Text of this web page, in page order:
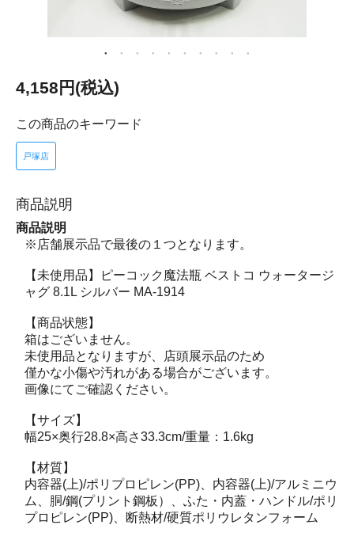
4,158円(税込)
この商品のキーワード
戸塚店
商品説明
商品説明
※店舗展示品で最後の１つとなります。
【未使用品】ピーコック魔法瓶 ベストコ ウォータージ
ャグ 8.1L シルバー MA-1914
【商品状態】
箱はございません。
未使用品となりますが、店頭展示品のため
僅かな小傷や汚れがある場合がございます。
画像にてご確認ください。
【サイズ】
幅25×奥行28.8×高さ33.3cm/重量：1.6kg
【材質】
内容器(上)/ポリプロピレン(PP)、内容器(上)/アルミニウ
ム、胴/鋼(プリント鋼板）、ふた・内蓋・ハンドル/ポリ
プロピレン(PP)、断熱材/硬質ポリウレタンフォーム